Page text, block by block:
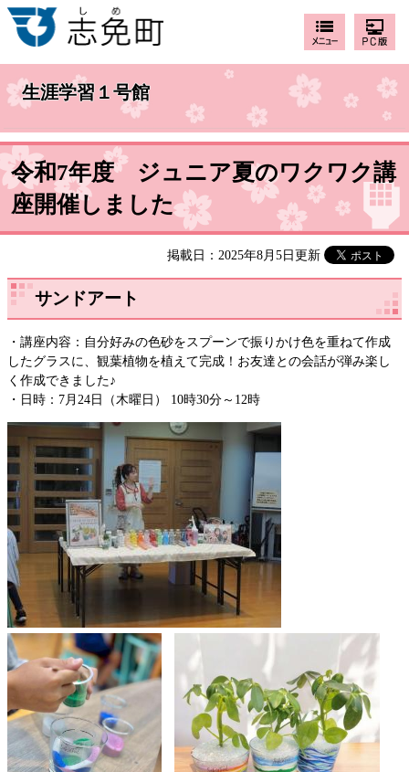
生涯学習１号館
令和7年度 ジュニア夏のワクワク講
座開催しました
掲載日：2025年8月5日更新
サンドアート
・講座内容：自分好みの色砂をスプーンで振りかけ色を重ねて作成
したグラスに、観葉植物を植えて完成！お友達との会話が弾み楽し
く作成できました♪
・日時：7月24日（木曜日） 10時30分～12時